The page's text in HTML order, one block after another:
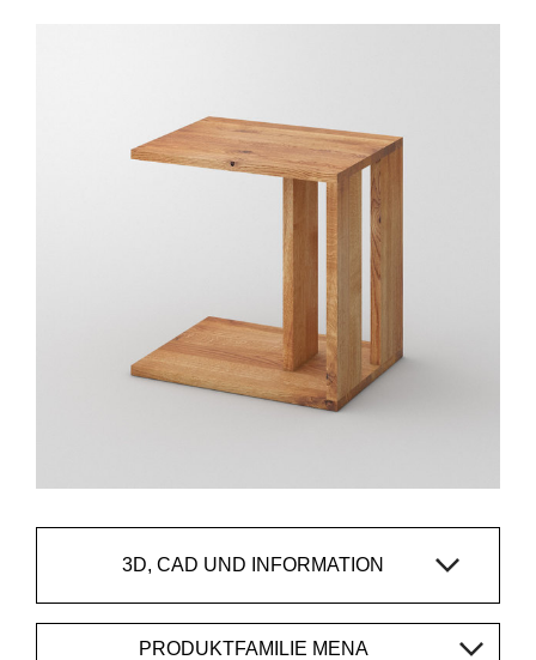
3D, CAD UND INFORMATION
PRODUKTFAMILIE MENA